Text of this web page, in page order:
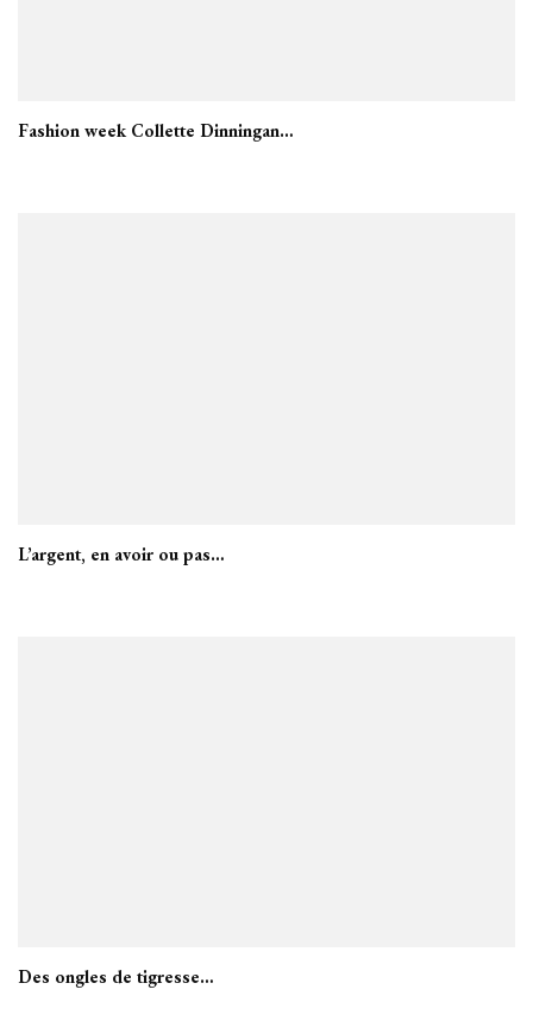
Fashion week Collette Dinningan…
L’argent, en avoir ou pas…
Des ongles de tigresse…